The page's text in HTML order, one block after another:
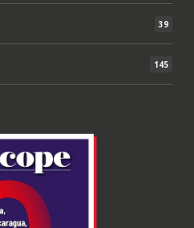
39
145